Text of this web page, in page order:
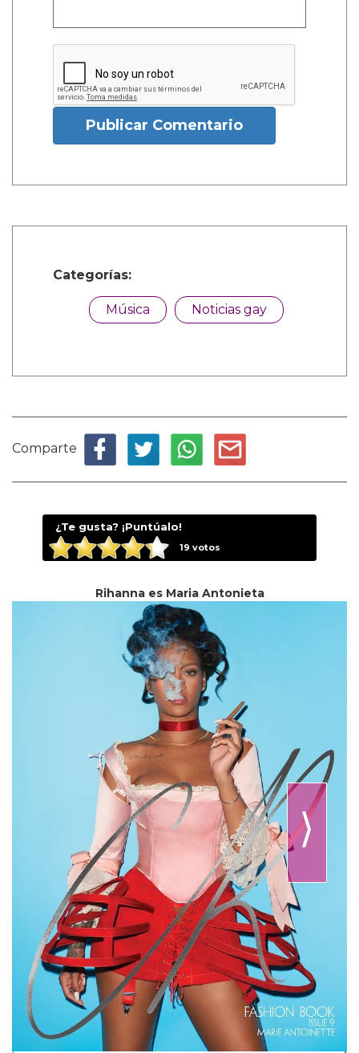
Publicar Comentario
Categorías:
Música Noticias gay
Comparte
¿Te gusta? ¡Puntúalo!
19 votos
Rihanna es Maria Antonieta
⟩